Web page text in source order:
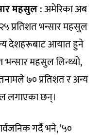
महसुल :अमेरिका अब
प्रतिशत भन्सार महसुल
देशहरूबाट आयात हुने
भन्सार महसुल लिन्थ्यो,
७० प्रतिशत र अन्य
लगाएका छन्।
गर्दै भने, ‘५०